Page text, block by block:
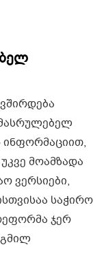
ინფორმაციით,
მოამზადა
ვერსიები,
საჭირო
ჯერ